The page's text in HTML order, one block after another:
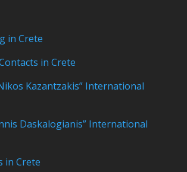
in Crete
in Crete
Kazantzakis” International
Daskalogianis” International
in Crete